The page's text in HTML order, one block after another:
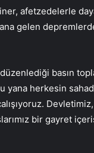
afetzedelerle
gelen
basın
yana herkesin
bir gayret